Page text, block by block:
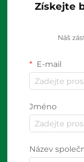
Získejte
Náš
E-mail
Jméno
Název